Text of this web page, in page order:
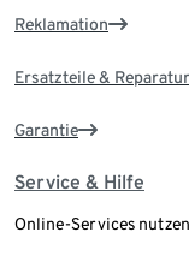
Reklamation
Ersatzteile & Reparatur
Garantie
Service & Hilfe
Online-Services